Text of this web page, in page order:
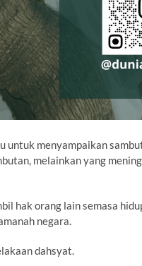
untuk menyampaikan
melainkan yang
hak orang lain semasa
negara.
dahsyat.